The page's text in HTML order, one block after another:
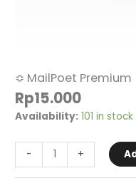
≎ MailPoet Premium
Rp15.000
Availability: 101 in
- +